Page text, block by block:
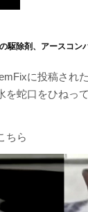
駆除剤、アースコ
に投稿され
を蛇口をひねっ
ちら